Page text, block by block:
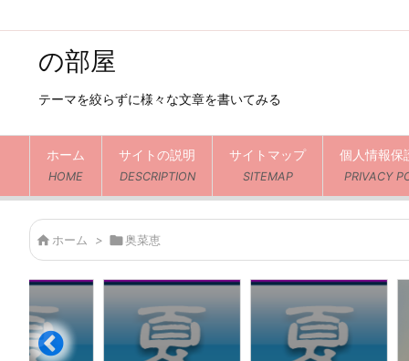
の部屋
テーマを絞らずに様々な文章を書いてみる
ホーム
HOME
サイトの説明
DESCRIPTION
サイトマップ
SITEMAP
個人情報保
PRIVACY
 ホーム > 奥菜恵